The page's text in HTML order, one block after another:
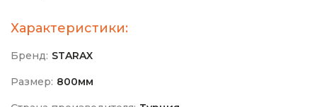
Характеристики:
Бренд: STARAX
Размер: 800мм